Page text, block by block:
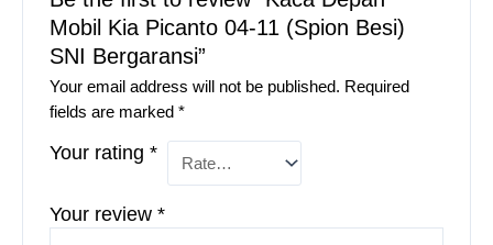
Mobil Kia Picanto 04-11 (Spion Besi)
SNI Bergaransi”
Your email address will not be published. Required
fields are marked*
Your rating*
Your review*